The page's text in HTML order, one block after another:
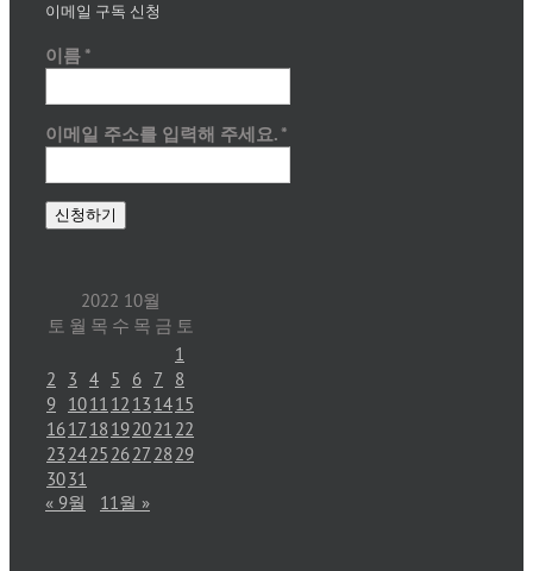
이메일 구독 신청
이름 *
이메일 주소를 입력해 주세요. *
2022 10월
토 월 목 수 목 금 토
1
2
3 4 5 6 7
8
9 1011 12 13 1415
1617 18 192021 22
23 2425 2627 28 29
3031
« 9월
11월 »